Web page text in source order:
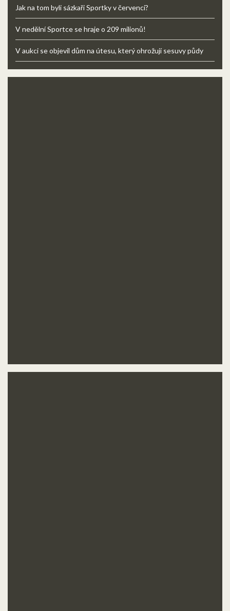
Jak na tom byli sázkaři Sportky v červenci?
V nedělní Sportce se hraje o 209 milionů!
V aukci se objevil dům na útesu, který ohrožují sesuvy půdy